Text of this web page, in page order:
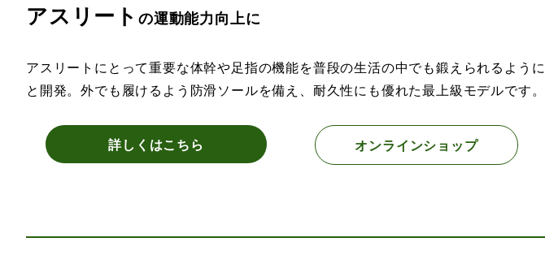
アスリート の運動能力向上に
アスリートにとって重要な体幹や足指の機能を普段の生活の中でも鍛えられるように
と開発。外でも履けるよう防滑ソールを備え、耐久性にも優れた最上級モデルです。
詳しくはこちら オンラインショップ